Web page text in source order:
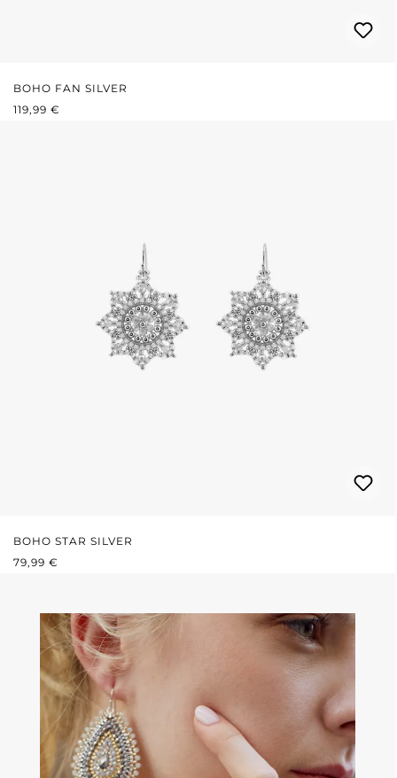
BOHO FAN SILVER
PRIX RÉGULIER :
119,99 €
BOHO STAR SILVER
PRIX RÉGULIER :
79,99 €